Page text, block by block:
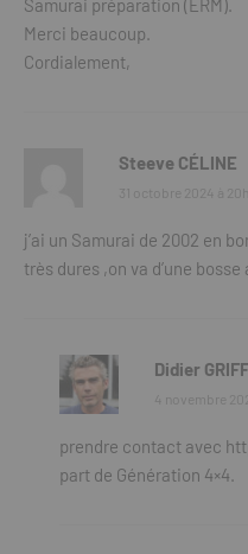
Samurai préparation (ERM).
Merci beaucoup.
Cordialement,
Steeve CÉLINE
31 octobre 2024 à
j’ai un Samurai de 2002 en
très dures ,on va d’une bosse
Didier
4 novembre
prendre contact avec
part de Génération 4×4.